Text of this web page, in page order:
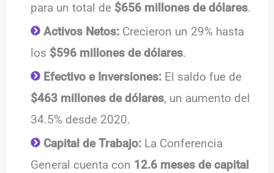
para un total de $656 millones de dólares.
Activos Netos: Crecieron un 29% hasta
los $596 millones de dólares.
Efectivo e Inversiones: El saldo fue de
$463 millones de dólares, un aumento del
34.5% desde 2020.
Capital de Trabajo: La Conferencia
General cuenta con 12.6 meses de capital